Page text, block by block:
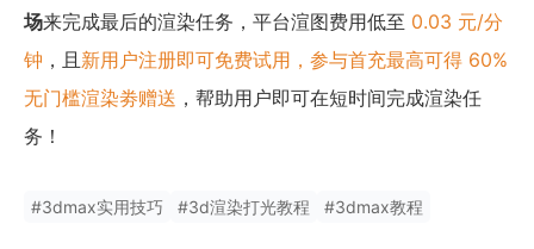
场来完成最后的渲染任务，平台渲图费用低至 0.03 元/分
钟 ，且 新用户注册即可免费试用，参与首充最高可得 60%
无门槛渲染劵赠送 ，帮助用户即可在短时间完成渲染任
务！
#3dmax实用技巧 #3d渲染打光教程 #3dmax教程